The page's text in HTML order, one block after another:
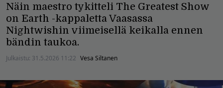
Näin maestro tykitteli The Greatest Show
on Earth -kappaletta Vaasassa
Nightwishin viimeisellä keikalla ennen
bändin taukoa.
Julkaistu: 31.5.2026 11:22 Vesa Siltanen